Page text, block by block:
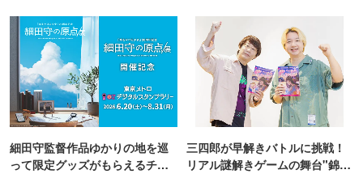
細田守監督作品ゆかりの地を巡
って限定グッズがもらえるチャ
三四郎が早解きバトルに挑戦！
リアル謎解きゲームの舞台"錦糸